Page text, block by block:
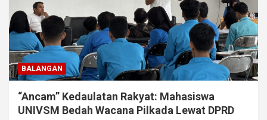
BALANGAN
“Ancam” Kedaulatan Rakyat: Mahasiswa
UNIVSM Bedah Wacana Pilkada Lewat DPRD